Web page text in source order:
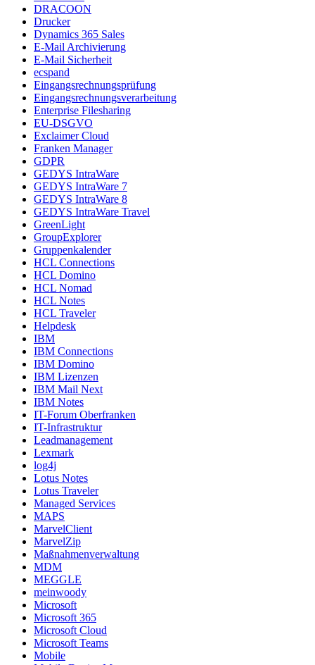
DRACOON
Drucker
Dynamics 365 Sales
E-Mail Archivierung
E-Mail Sicherheit
ecspand
Eingangsrechnungsprüfung
Eingangsrechnungsverarbeitung
Enterprise Filesharing
EU-DSGVO
Exclaimer Cloud
Franken Manager
GDPR
GEDYS IntraWare
GEDYS IntraWare 7
GEDYS IntraWare 8
GEDYS IntraWare Travel
GreenLight
GroupExplorer
Gruppenkalender
HCL Connections
HCL Domino
HCL Nomad
HCL Notes
HCL Traveler
Helpdesk
IBM
IBM Connections
IBM Domino
IBM Lizenzen
IBM Mail Next
IBM Notes
IT-Forum Oberfranken
IT-Infrastruktur
Leadmanagement
Lexmark
log4j
Lotus Notes
Lotus Traveler
Managed Services
MAPS
MarvelClient
MarvelZip
Maßnahmenverwaltung
MDM
MEGGLE
meinwoody
Microsoft
Microsoft 365
Microsoft Cloud
Microsoft Teams
Mobile